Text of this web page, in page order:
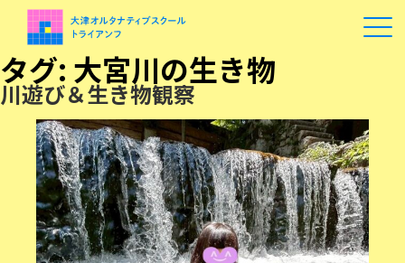
タグ: 大宮川の生き物
川遊び＆生き物観察